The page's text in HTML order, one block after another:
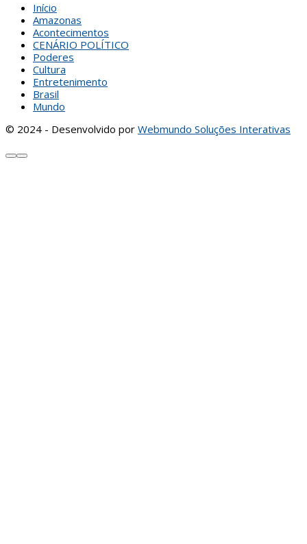
Início
Amazonas
Acontecimentos
CENÁRIO POLÍTICO
Poderes
Cultura
Entretenimento
Brasil
Mundo
© 2024 - Desenvolvido por Webmundo Soluções Interativas